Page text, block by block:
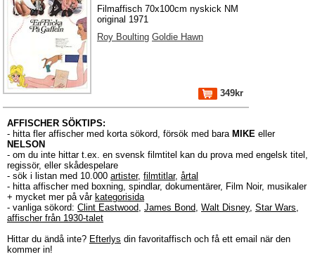
Filmaffisch 70x100cm nyskick NM
original 1971
Roy Boulting Goldie Hawn
349kr
AFFISCHER SÖKTIPS:
- hitta fler affischer med korta sökord, försök med bara MIKE eller
NELSON
- om du inte hittar t.ex. en svensk filmtitel kan du prova med engelsk titel,
regissör, eller skådespelare
- sök i listan med 10.000 artister, filmtitlar, årtal
- hitta affischer med boxning, spindlar, dokumentärer, Film Noir, musikaler
+ mycket mer på vår kategorisida
- vanliga sökord: Clint Eastwood, James Bond, Walt Disney, Star Wars,
affischer från 1930-talet
Hittar du ändå inte? Efterlys din favoritaffisch och få ett email när den
kommer in!